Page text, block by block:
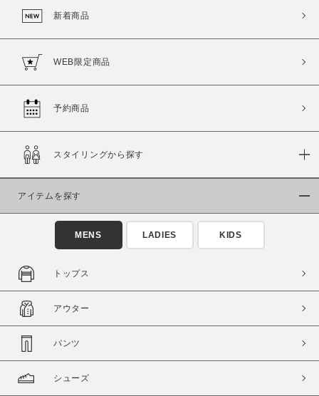
カラー
商品タイプ
通常商品
セール価格 WEB限定
在庫
在庫あり
新着商品
WEB限定商品
予約商品
スタイリングから探す
アイテムを探す
MENS LADIES KIDS
トップス
アウター
パンツ
シューズ